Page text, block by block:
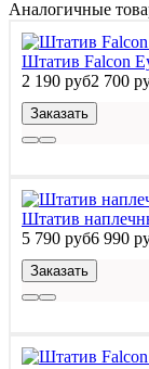
Аналогичные
Штатив Falcon
2 190 руб2 700
Заказать
Штатив
5 790 руб6 990
Заказать